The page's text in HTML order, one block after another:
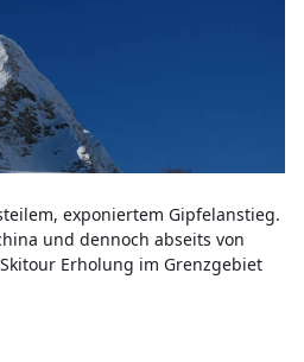
exponiertem Gipfelanstieg.
und dennoch abseits von
Erholung im Grenzgebiet